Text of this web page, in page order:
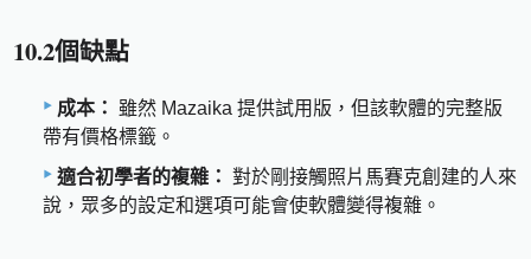
10.2個缺點
成本：
雖然 Mazaika 提供試用版，但該軟體的完整版
帶有價格標籤。
適合初學者的複雜： 對於剛接觸照片馬賽克創建的人來
說，眾多的設定和選項可能會使軟體變得複雜。